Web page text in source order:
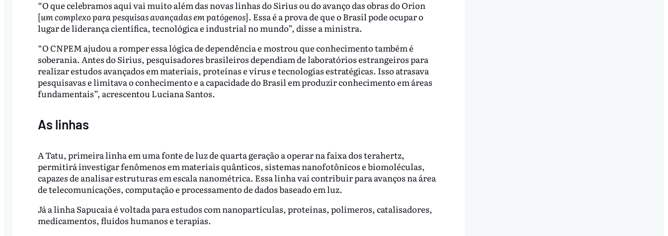
“O que celebramos aqui vai muito além das novas linhas do Sirius ou do avanço das obras do Orion
[um complexo para pesquisas avançadas em patógenos]. Essa é a prova de que o Brasil pode ocupar o
lugar de liderança científica, tecnológica e industrial no mundo”, disse a ministra.
“O CNPEM ajudou a romper essa lógica de dependência e mostrou que conhecimento também é
soberania. Antes do Sirius, pesquisadores brasileiros dependiam de laboratórios estrangeiros para
realizar estudos avançados em materiais, proteínas e vírus e tecnologias estratégicas. Isso atrasava
pesquisavas e limitava o conhecimento e a capacidade do Brasil em produzir conhecimento em áreas
fundamentais”, acrescentou Luciana Santos.
As linhas
A Tatu, primeira linha em uma fonte de luz de quarta geração a operar na faixa dos terahertz,
permitirá investigar fenômenos em materiais quânticos, sistemas nanofotônicos e biomoléculas,
capazes de analisar estruturas em escala nanométrica. Essa linha vai contribuir para avanços na área
de telecomunicações, computação e processamento de dados baseado em luz.
Já a linha Sapucaia é voltada para estudos com nanopartículas, proteínas, polímeros, catalisadores,
medicamentos, fluidos humanos e terapias.